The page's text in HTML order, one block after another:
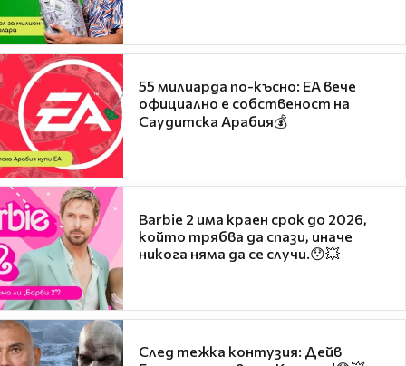
55 милиарда по-късно: EA вече
официално е собственост на
Саудитска Арабия💰
Barbie 2 има краен срок до 2026,
който трябва да спази, иначе
никога няма да се случи.😯💥
След тежка контузия: Дейв